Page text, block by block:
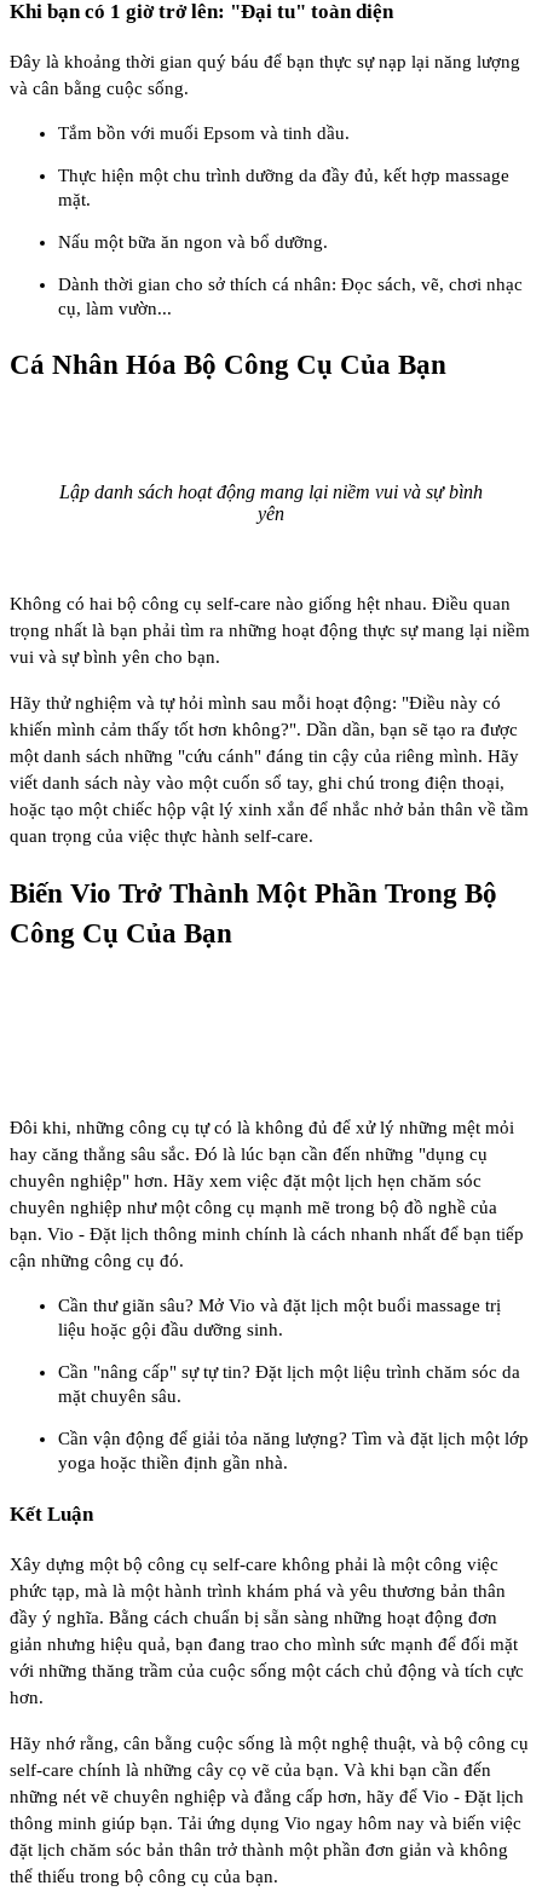
Khi bạn có 1 giờ trở lên: "Đại tu" toàn diện
Đây là khoảng thời gian quý báu để bạn thực sự nạp lại năng lượng
và cân bằng cuộc sống.
Tắm bồn với muối Epsom và tinh dầu.
Thực hiện một chu trình dưỡng da đầy đủ, kết hợp massage
mặt.
Nấu một bữa ăn ngon và bổ dưỡng.
Dành thời gian cho sở thích cá nhân: Đọc sách, vẽ, chơi nhạc
cụ, làm vườn...
Cá Nhân Hóa Bộ Công Cụ Của Bạn
Lập danh sách hoạt động mang lại niềm vui và sự bình
yên
Không có hai bộ công cụ self-care nào giống hệt nhau. Điều quan
trọng nhất là bạn phải tìm ra những hoạt động thực sự mang lại niềm
vui và sự bình yên cho bạn.
Hãy thử nghiệm và tự hỏi mình sau mỗi hoạt động: "Điều này có
khiến mình cảm thấy tốt hơn không?". Dần dần, bạn sẽ tạo ra được
một danh sách những "cứu cánh" đáng tin cậy của riêng mình. Hãy
viết danh sách này vào một cuốn sổ tay, ghi chú trong điện thoại,
hoặc tạo một chiếc hộp vật lý xinh xắn để nhắc nhở bản thân về tầm
quan trọng của việc thực hành self-care.
Biến Vio Trở Thành Một Phần Trong Bộ
Công Cụ Của Bạn
Đôi khi, những công cụ tự có là không đủ để xử lý những mệt mỏi
hay căng thẳng sâu sắc. Đó là lúc bạn cần đến những "dụng cụ
chuyên nghiệp" hơn. Hãy xem việc đặt một lịch hẹn chăm sóc
chuyên nghiệp như một công cụ mạnh mẽ trong bộ đồ nghề của
bạn. Vio - Đặt lịch thông minh chính là cách nhanh nhất để bạn tiếp
cận những công cụ đó.
Cần thư giãn sâu? Mở Vio và đặt lịch một buổi massage trị
liệu hoặc gội đầu dưỡng sinh.
Cần "nâng cấp" sự tự tin? Đặt lịch một liệu trình chăm sóc da
mặt chuyên sâu.
Cần vận động để giải tỏa năng lượng? Tìm và đặt lịch một lớp
yoga hoặc thiền định gần nhà.
Kết Luận
Xây dựng một bộ công cụ self-care không phải là một công việc
phức tạp, mà là một hành trình khám phá và yêu thương bản thân
đầy ý nghĩa. Bằng cách chuẩn bị sẵn sàng những hoạt động đơn
giản nhưng hiệu quả, bạn đang trao cho mình sức mạnh để đối mặt
với những thăng trầm của cuộc sống một cách chủ động và tích cực
hơn.
Hãy nhớ rằng, cân bằng cuộc sống là một nghệ thuật, và bộ công cụ
self-care chính là những cây cọ vẽ của bạn. Và khi bạn cần đến
những nét vẽ chuyên nghiệp và đẳng cấp hơn, hãy để Vio - Đặt lịch
thông minh giúp bạn. Tải ứng dụng Vio ngay hôm nay và biến việc
đặt lịch chăm sóc bản thân trở thành một phần đơn giản và không
thể thiếu trong bộ công cụ của bạn.